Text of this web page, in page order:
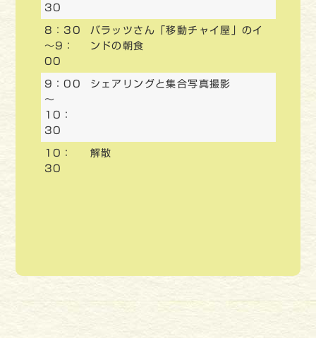
30
8：30
～9：
00
バラッツさん「移動チャイ屋」のイ
ンドの朝食
9：00
～
10：
30
シェアリングと集合写真撮影
10：
30
解散